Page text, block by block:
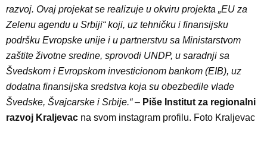
razvoj. Ovaj projekat se realizuje u okviru projekta „EU za
Zelenu agendu u Srbiji“ koji, uz tehničku i finansijsku
podršku Evropske unije i u partnerstvu sa Ministarstvom
zaštite životne sredine, sprovodi UNDP, u saradnji sa
Švedskom i Evropskom investicionom bankom (EIB), uz
dodatna finansijska sredstva koja su obezbedile vlade
Švedske, Švajcarske i Srbije.“– Piše Institut za regionalni
razvoj Kraljevac na svom instagram profilu. Foto Kraljevac